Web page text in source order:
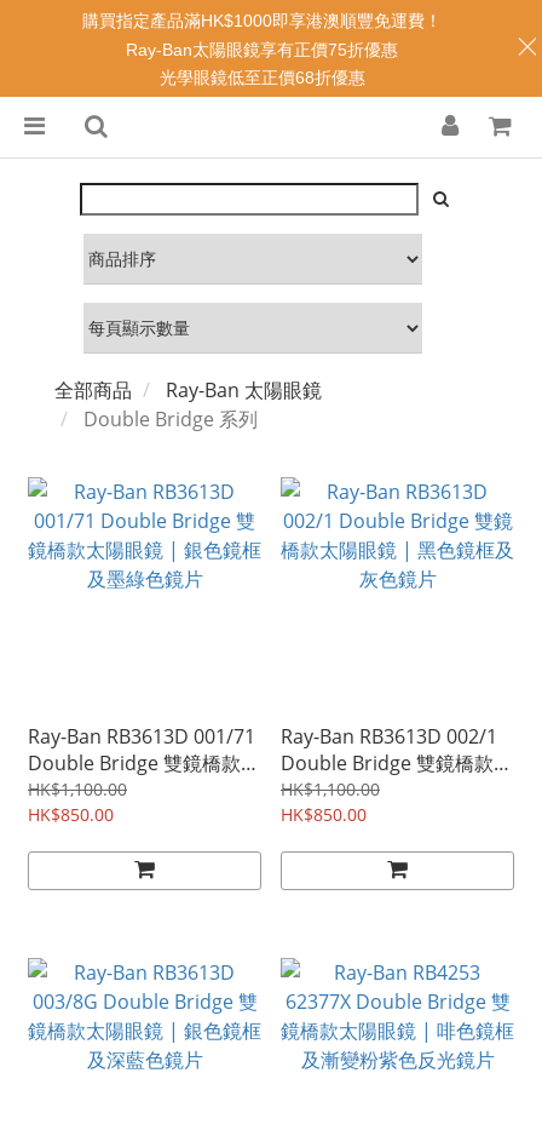
全部商品
Ray-Ban 太陽眼鏡
Double Bridge 系列
Ray-Ban RB3613D 001/71
Double Bridge 雙鏡橋款太
陽眼鏡 | 銀色鏡框及墨綠色
鏡片
HK$1,100.00
HK$850.00
Ray-Ban RB3613D 002/1
Double Bridge 雙鏡橋款太
陽眼鏡 | 黑色鏡框及灰色鏡
片
HK$1,100.00
HK$850.00
購買指定產品滿HK$1000即享港澳順豐免運費！
Ray-Ban太陽眼鏡享有正價75折優惠
光學眼鏡低至正價68折優惠